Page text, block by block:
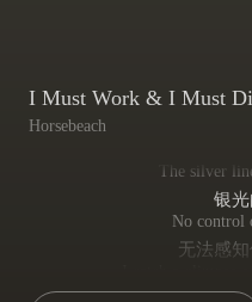
I Must Work & I Must
Horsebeach
The silver
银
No control
无法感